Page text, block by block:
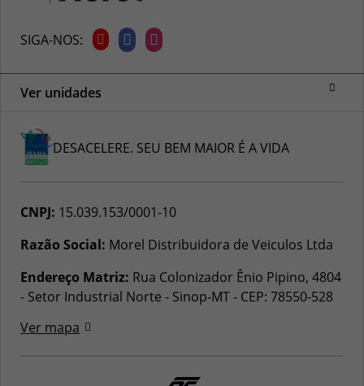
Ver unidades
SIGA-NOS:
DESACELERE. SEU BEM MAIOR É A VIDA
CNPJ: 15.039.153/0001-10
Razão Social: Morel Distribuidora de Veiculos Ltda
Endereço Matriz: Rua Colonizador Ênio Pipino, 4804
- Setor Industrial Norte - Sinop-MT- CEP: 78550-528
Ver mapa